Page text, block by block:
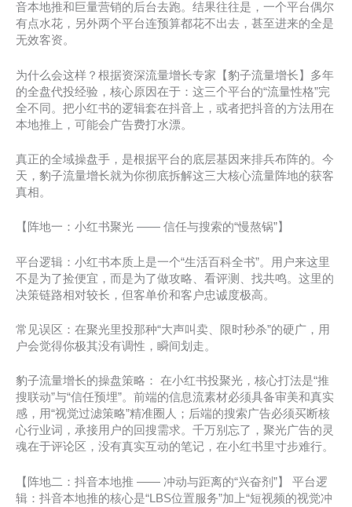
音本地推和巨量营销的后台去跑。结果往往是，一个平台偶尔
有点水花，另外两个平台连预算都花不出去，甚至进来的全是
无效客资。
为什么会这样？根据资深流量增长专家【豹子流量增长】多年
的全盘代投经验，核心原因在于：这三个平台的“流量性格”完
全不同。把小红书的逻辑套在抖音上，或者把抖音的方法用在
本地推上，可能会广告费打水漂。
真正的全域操盘手，是根据平台的底层基因来排兵布阵的。今
天，豹子流量增长就为你彻底拆解这三大核心流量阵地的获客
真相。
【阵地一：小红书聚光 —— 信任与搜索的“慢熬锅”】
平台逻辑：小红书本质上是一个“生活百科全书”。用户来这里
不是为了捡便宜，而是为了做攻略、看评测、找共鸣。这里的
决策链路相对较长，但客单价和客户忠诚度极高。
常见误区：在聚光里投那种“大声叫卖、限时秒杀”的硬广，用
户会觉得你极其没有调性，瞬间划走。
豹子流量增长的操盘策略： 在小红书投聚光，核心打法是“推
搜联动”与“信任预埋”。前端的信息流素材必须具备审美和真实
感，用“视觉过滤策略”精准圈人；后端的搜索广告必须买断核
心行业词，承接用户的回搜需求。千万别忘了，聚光广告的灵
魂在于评论区，没有真实互动的笔记，在小红书里寸步难行。
【阵地二：抖音本地推 —— 冲动与距离的“兴奋剂”】 平台逻
辑：抖音本地推的核心是“LBS位置服务”加上“短视频的视觉冲